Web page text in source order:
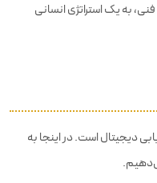
به یک استراتژی انسانی
دیجیتال است. در اینجا به